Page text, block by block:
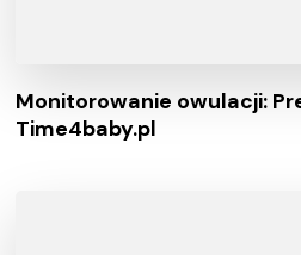
Monitorowanie owulacji:
Time4baby.pl